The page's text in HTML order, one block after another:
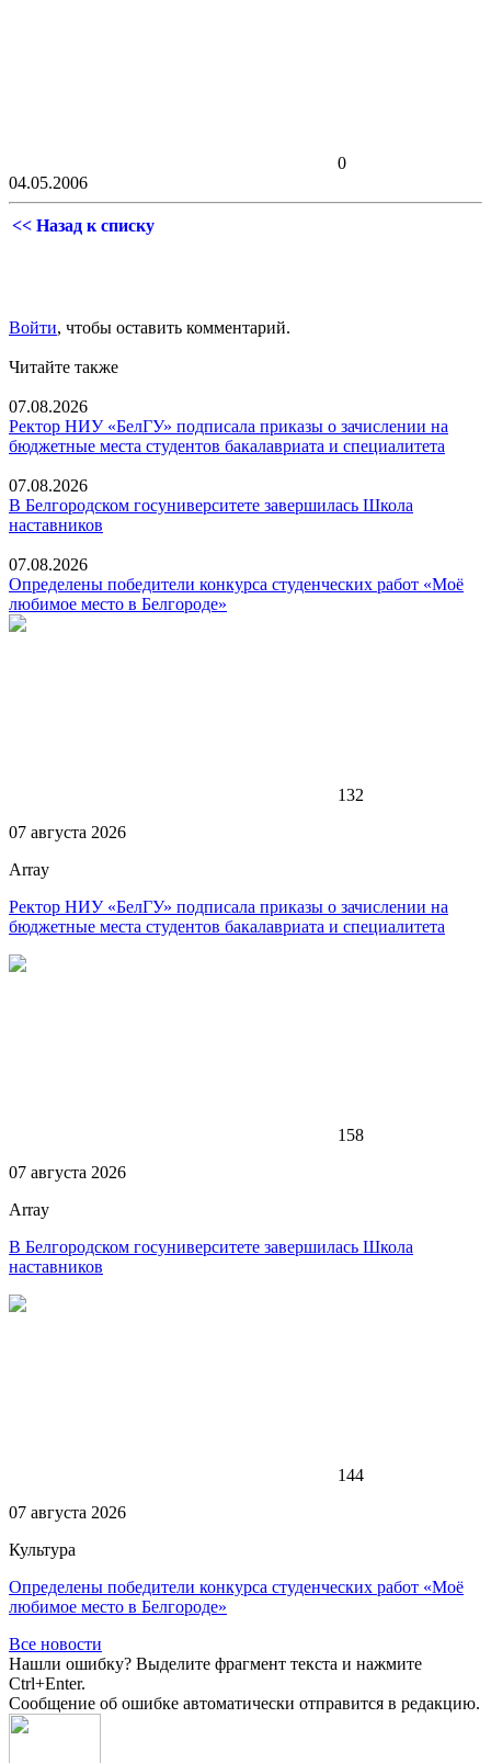
0
04.05.2006
<< Назад к списку
Войти, чтобы оставить комментарий.
Читайте также
07.08.2026
Ректор НИУ «БелГУ» подписала приказы о зачислении на
бюджетные места студентов бакалавриата и специалитета
07.08.2026
В Белгородском госуниверситете завершилась Школа
наставников
07.08.2026
Определены победители конкурса студенческих работ «Моё
любимое место в Белгороде»
132
07 августа 2026
Array
Ректор НИУ «БелГУ» подписала приказы о зачислении на
бюджетные места студентов бакалавриата и специалитета
158
07 августа 2026
Array
В Белгородском госуниверситете завершилась Школа
наставников
144
07 августа 2026
Культура
Определены победители конкурса студенческих работ «Моё
любимое место в Белгороде»
Все новости
Нашли ошибку? Выделите фрагмент текста и нажмите
Ctrl+Enter.
Сообщение об ошибке автоматически отправится в редакцию.